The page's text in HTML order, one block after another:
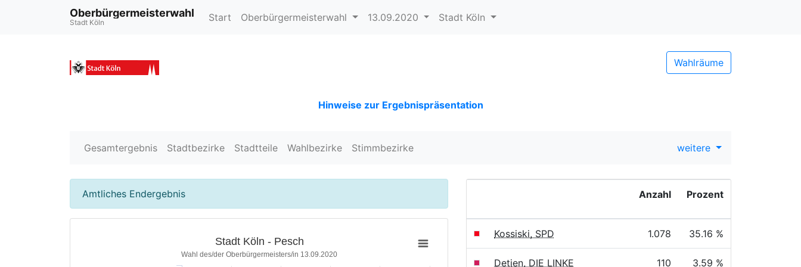
Oberbürgermeisterwahl
Stadt Köln Start Oberbürgermeisterwahl 13.09.2020 Stadt Köln
Wahlräume
Hinweise zur Ergebnispräsentation
Gesamtergebnis Stadtbezirke Stadtteile Wahlbezirke Stimmbezirke weitere
Amtliches Endergebnis
Stadt Köln - Pesch
Wahl des/der Oberbürgermeisters/in 13.09.2020
Anzahl Prozent
Kossiski, SPD 1.078 35.16 %
Detjen, DIE LINKE 110 3.59 %